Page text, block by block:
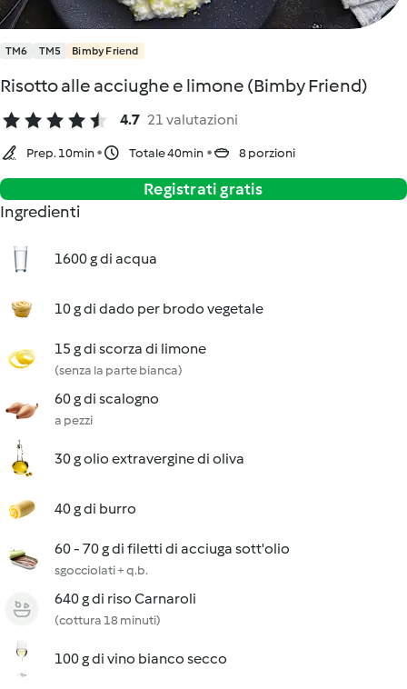
TM6 TM5 Bimby Friend
Risotto alle acciughe e limone (Bimby Friend)
4.7 21 valutazioni
Prep. 10min Totale 40min 8 porzioni
Registrati gratis
Ingredienti
1600 g di acqua
10 g di dado per brodo vegetale
15 g di scorza di limone
(senza la parte bianca)
60 g di scalogno
a pezzi
30 g olio extravergine di oliva
40 g di burro
60 - 70 g di filetti di acciuga sott'olio
sgocciolati + q.b.
640 g di riso Carnaroli
(cottura 18 minuti)
100 g di vino bianco secco